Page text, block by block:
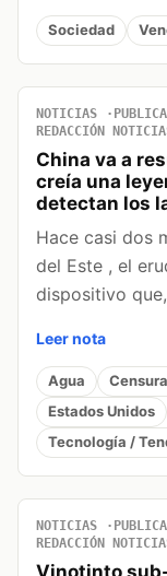
Sociedad
NOTICIAS
REDACCIÓN
China va a
creía una
detectan los
Hace casi dos
del Este , el
dispositivo
Leer nota
Agua
Estados Unidos
Tecnología /
NOTICIAS
REDACCIÓN
Vinotinto